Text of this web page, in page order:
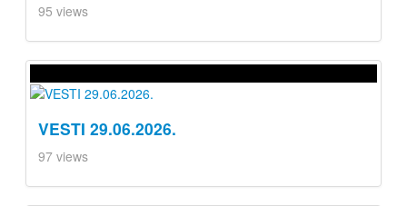
95 views
VESTI 29.06.2026.
97 views